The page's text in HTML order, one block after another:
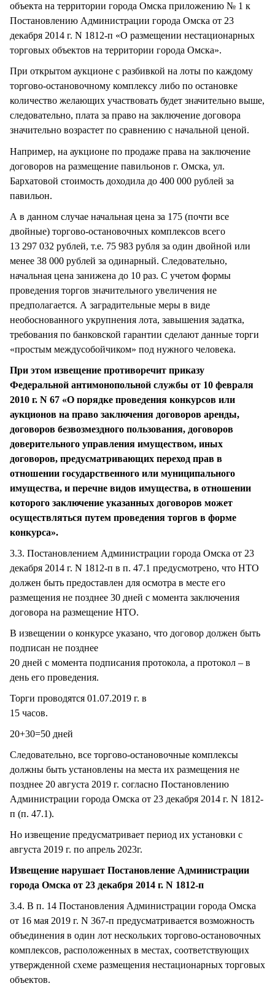
объекта на территории города Омска приложению № 1 к
Постановлению Администрации города Омска от 23
декабря 2014 г. N 1812-п «О размещении нестационарных
торговых объектов на территории города Омска».
При открытом аукционе с разбивкой на лоты по каждому
торгово-остановочному комплексу либо по остановке
количество желающих участвовать будет значительно выше,
следовательно, плата за право на заключение договора
значительно возрастет по сравнению с начальной ценой.
Например, на аукционе по продаже права на заключение
договоров на размещение павильонов г. Омска, ул.
Бархатовой стоимость доходила до 400 000 рублей за
павильон.
А в данном случае начальная цена за 175 (почти все
двойные) торгово-остановочных комплексов всего
13 297 032 рублей, т.е. 75 983 рубля за один двойной или
менее 38 000 рублей за одинарный. Следовательно,
начальная цена занижена до 10 раз. С учетом формы
проведения торгов значительного увеличения не
предполагается. А заградительные меры в виде
необоснованного укрупнения лота, завышения задатка,
требования по банковской гарантии сделают данные торги
«простым междусобойчиком» под нужного человека.
При этом извещение противоречит приказу
Федеральной антимонопольной службы от 10 февраля
2010 г. N 67 «О порядке проведения конкурсов или
аукционов на право заключения договоров аренды,
договоров безвозмездного пользования, договоров
доверительного управления имуществом, иных
договоров, предусматривающих переход прав в
отношении государственного или муниципального
имущества, и перечне видов имущества, в отношении
которого заключение указанных договоров может
осуществляться путем проведения торгов в форме
конкурса».
3.3. Постановлением Администрации города Омска от 23
декабря 2014 г. N 1812-п в п. 47.1 предусмотрено, что НТО
должен быть предоставлен для осмотра в месте его
размещения не позднее 30 дней с момента заключения
договора на размещение НТО.
В извещении о конкурсе указано, что договор должен быть
подписан не позднее
20 дней с момента подписания протокола, а протокол – в
день его проведения.
Торги проводятся 01.07.2019 г. в
15 часов.
20+30=50 дней
Следовательно, все торгово-остановочные комплексы
должны быть установлены на места их размещения не
позднее 20 августа 2019 г. согласно Постановлению
Администрации города Омска от 23 декабря 2014 г. N 1812-
п (п. 47.1).
Но извещение предусматривает период их установки с
августа 2019 г. по апрель 2023г.
Извещение нарушает Постановление Администрации
города Омска от 23 декабря 2014 г. N 1812-п
3.4. В п. 14 Постановления Администрации города Омска
от 16 мая 2019 г. N 367-п предусматривается возможность
объединения в один лот нескольких торгово-остановочных
комплексов, расположенных в местах, соответствующих
утвержденной схеме размещения нестационарных торговых
объектов.